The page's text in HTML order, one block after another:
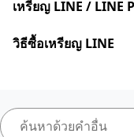
เหรียญ LINE / LINE
วิธีซื้อเหรียญ LINE